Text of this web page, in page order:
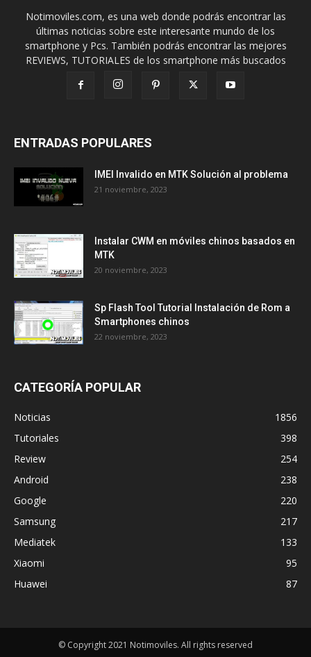
Notimoviles.com, es una web donde podrás encontrar las
últimas noticias sobre este interesante mundo de los
smartphone y Pcs. También podrás encontrar las mejores
REVIEWS, TUTORIALES de los smartphone más buscados
ENTRADAS POPULARES
IMEI Invalido en MTK Solución al problema
21 noviembre, 2023
Instalar CWM en móviles chinos basados en
MTK
20 noviembre, 2023
Sp Flash Tool Tutorial Instalación de Rom a
Smartphones chinos
22 noviembre, 2023
CATEGORÍA POPULAR
Noticias
1856
Tutoriales
398
Review
254
Android
238
Google
220
Samsung
217
Mediatek
133
Xiaomi
95
Huawei
87
© Copyright 2021 Notimoviles. All rights reserved